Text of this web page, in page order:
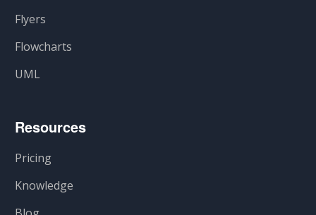
Flyers
Flowcharts
UML
Resources
Pricing
Knowledge